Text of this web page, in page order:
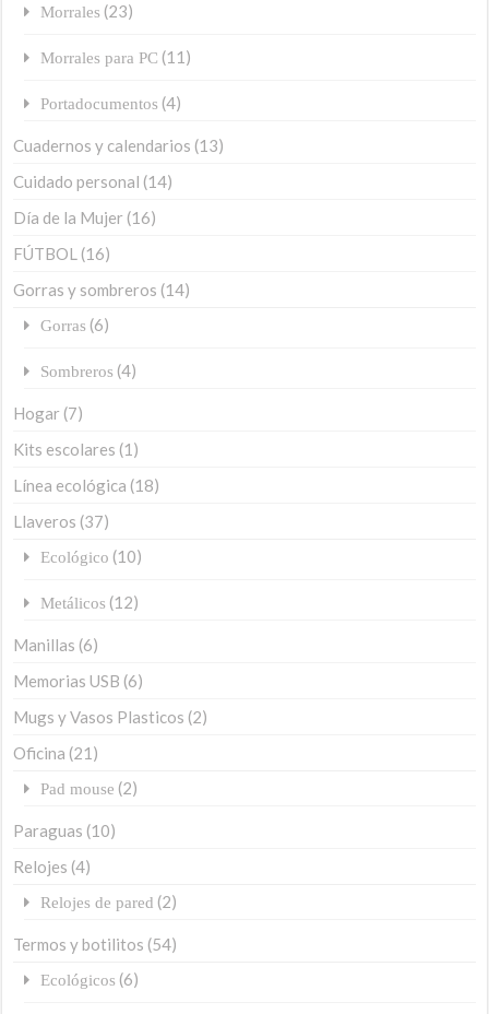
Morrales (23)
Morrales para PC (11)
Portadocumentos (4)
Cuadernos y calendarios (13)
Cuidado personal (14)
Día de la Mujer (16)
FÚTBOL (16)
Gorras y sombreros (14)
Gorras (6)
Sombreros (4)
Hogar (7)
Kits escolares (1)
Línea ecológica (18)
Llaveros (37)
Ecológico (10)
Metálicos (12)
Manillas (6)
Memorias USB (6)
Mugs y Vasos Plasticos (2)
Oficina (21)
Pad mouse (2)
Paraguas (10)
Relojes (4)
Relojes de pared (2)
Termos y botilitos (54)
Ecológicos (6)